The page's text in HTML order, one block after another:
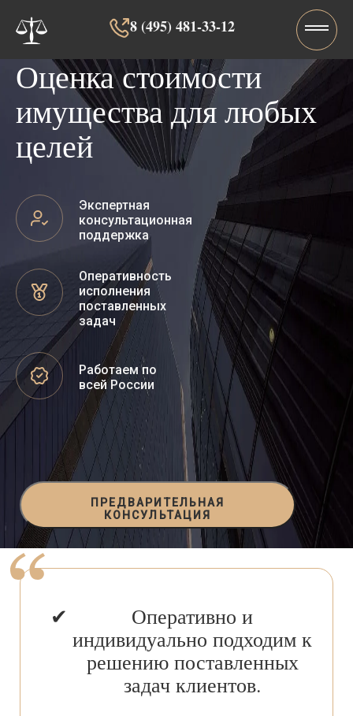
8 (495) 481-33-12‬‬
Оценка стоимости
имущества для любых
целей
Экспертная
консультационная
поддержка
Оперативность
исполнения
поставленных
задач
Работаем по
всей России
ПРЕДВАРИТЕЛЬНАЯ
КОНСУЛЬТАЦИЯ
Оперативно и
индивидуально подходим к
решению поставленных
задач клиентов.